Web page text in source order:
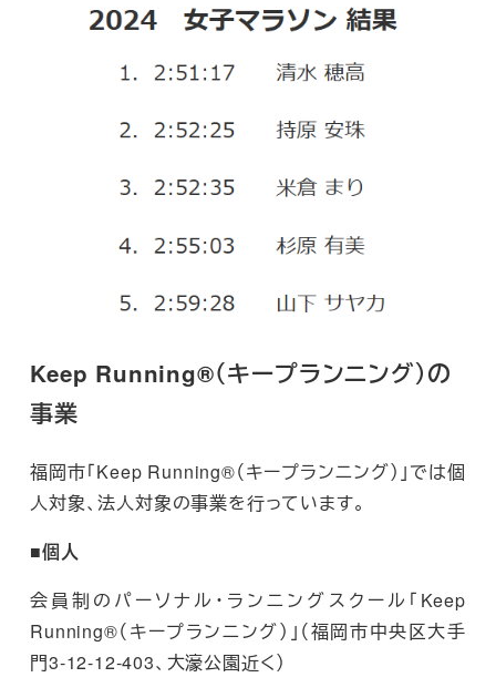
Keep Running®（キープランニング）の
事業
福岡市「Keep Running®（キープランニング）」では個
人対象、法人対象の事業を行っています。
■個人
会員制のパーソナル・ランニングスクール「Keep
Running®（キープランニング）」（福岡市中央区大手
門3-12-12-403、大濠公園近く）